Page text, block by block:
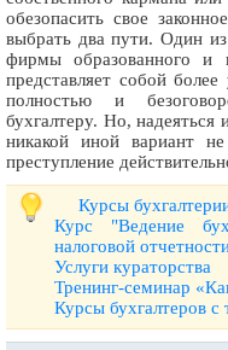
обезопасить свое
выбрать два пути. Один
фирмы образованного и
представляет собой
полностью и
бухгалтеру. Но, надеяться
никакой иной вариант
преступление
Курсы
Курс "Ведение
налоговой
Услуги кураторства
Тренинг-семинар
Курсы бухгалтеров с